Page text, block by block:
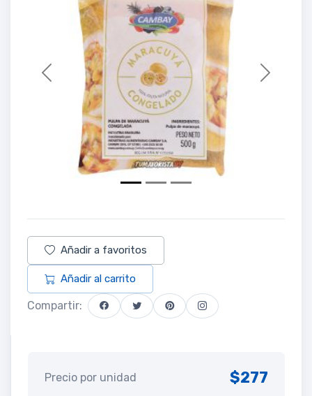
Previous Next
Añadir a favoritos
Añadir al carrito
Compartir:
Precio por unidad $277